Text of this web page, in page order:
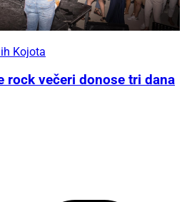
Kojota
rock večeri donose tri dana